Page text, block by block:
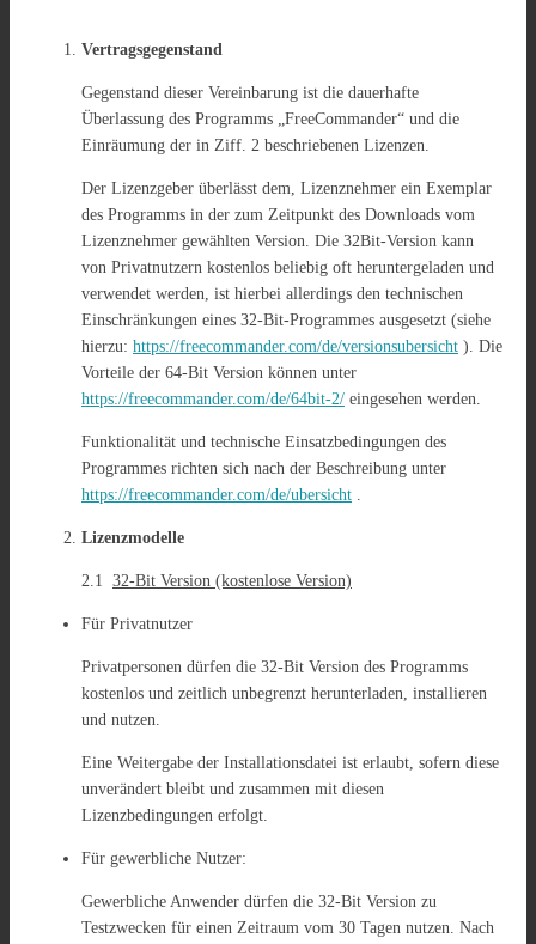
Vertragsgegenstand
Gegenstand dieser Vereinbarung ist die dauerhafte
Überlassung des Programms „FreeCommander“ und die
Einräumung der in Ziff. 2 beschriebenen Lizenzen.
Der Lizenzgeber überlässt dem, Lizenznehmer ein Exemplar
des Programms in der zum Zeitpunkt des Downloads vom
Lizenznehmer gewählten Version. Die 32Bit-Version kann
von Privatnutzern kostenlos beliebig oft heruntergeladen und
verwendet werden, ist hierbei allerdings den technischen
Einschränkungen eines 32-Bit-Programmes ausgesetzt (siehe
hierzu: https://freecommander.com/de/versionsubersicht ). Die
Vorteile der 64-Bit Version können unter
https://freecommander.com/de/64bit-2/ eingesehen werden.
Funktionalität und technische Einsatzbedingungen des
Programmes richten sich nach der Beschreibung unter
https://freecommander.com/de/ubersicht .
Lizenzmodelle
2.1 32-Bit Version (kostenlose Version)
Für Privatnutzer
Privatpersonen dürfen die 32-Bit Version des Programms
kostenlos und zeitlich unbegrenzt herunterladen, installieren
und nutzen.
Eine Weitergabe der Installationsdatei ist erlaubt, sofern diese
unverändert bleibt und zusammen mit diesen
Lizenzbedingungen erfolgt.
Für gewerbliche Nutzer:
Gewerbliche Anwender dürfen die 32-Bit Version zu
Testzwecken für einen Zeitraum vom 30 Tagen nutzen. Nach